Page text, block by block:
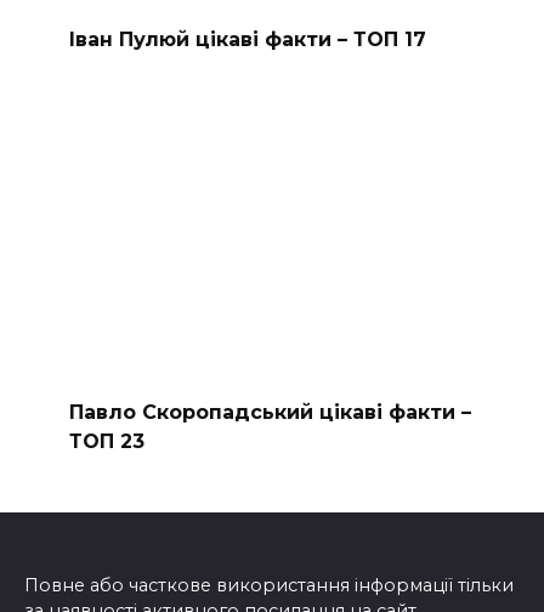
Іван Пулюй цікаві факти – ТОП 17
Павло Скоропадський цікаві факти –
ТОП 23
Повне або часткове використання інформації тільки